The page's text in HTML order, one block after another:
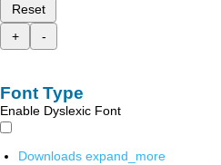
Reset
+
-
Font Type
Enable Dyslexic Font
Downloads expand_more